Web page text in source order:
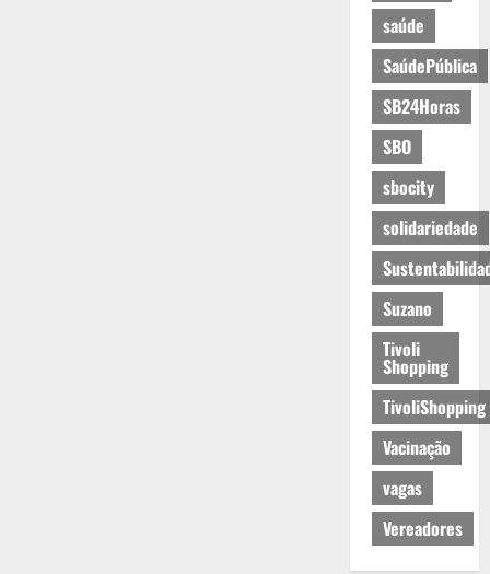
saúde
SaúdePública
SB24Horas
SBO
sbocity
solidariedade
Suzano
Tivoli
Shopping
TivoliShopping
Vacinação
vagas
Vereadores